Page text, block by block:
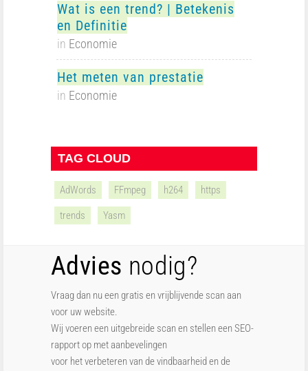
Wat is een trend? | Betekenis
en Definitie
in Economie
Het meten van prestatie
in Economie
TAG CLOUD
AdWords FFmpeg h264 https
trends Yasm
Advies nodig?
Vraag dan nu een gratis en vrijblijvende scan aan
voor uw website.
Wij voeren een uitgebreide scan en stellen een SEO-
rapport op met aanbevelingen
voor het verbeteren van de vindbaarheid en de